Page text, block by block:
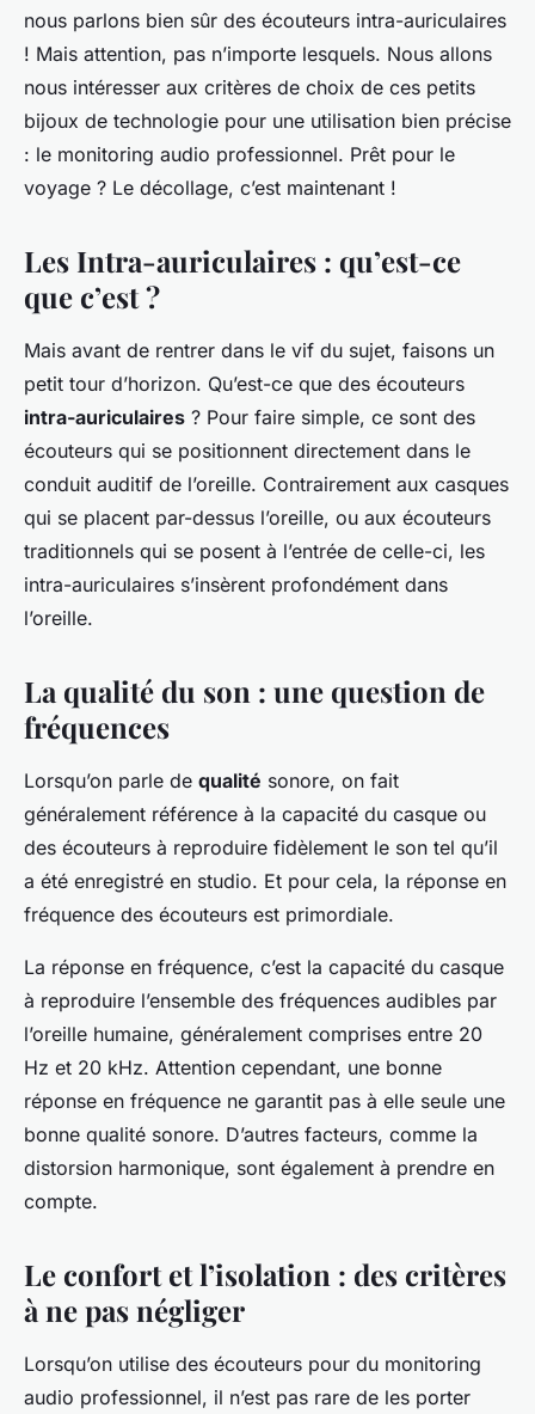
nous parlons bien sûr des écouteurs intra-auriculaires
! Mais attention, pas n’importe lesquels. Nous allons
nous intéresser aux critères de choix de ces petits
bijoux de technologie pour une utilisation bien précise
: le monitoring audio professionnel. Prêt pour le
voyage ? Le décollage, c’est maintenant !
Les Intra-auriculaires : qu’est-ce
que c’est ?
Mais avant de rentrer dans le vif du sujet, faisons un
petit tour d’horizon. Qu’est-ce que des écouteurs
intra-auriculaires ? Pour faire simple, ce sont des
écouteurs qui se positionnent directement dans le
conduit auditif de l’oreille. Contrairement aux casques
qui se placent par-dessus l’oreille, ou aux écouteurs
traditionnels qui se posent à l’entrée de celle-ci, les
intra-auriculaires s’insèrent profondément dans
l’oreille.
La qualité du son : une question de
fréquences
Lorsqu’on parle de qualité sonore, on fait
généralement référence à la capacité du casque ou
des écouteurs à reproduire fidèlement le son tel qu’il
a été enregistré en studio. Et pour cela, la réponse en
fréquence des écouteurs est primordiale.
La réponse en fréquence, c’est la capacité du casque
à reproduire l’ensemble des fréquences audibles par
l’oreille humaine, généralement comprises entre 20
Hz et 20 kHz. Attention cependant, une bonne
réponse en fréquence ne garantit pas à elle seule une
bonne qualité sonore. D’autres facteurs, comme la
distorsion harmonique, sont également à prendre en
compte.
Le confort et l’isolation : des critères
à ne pas négliger
Lorsqu’on utilise des écouteurs pour du monitoring
audio professionnel, il n’est pas rare de les porter